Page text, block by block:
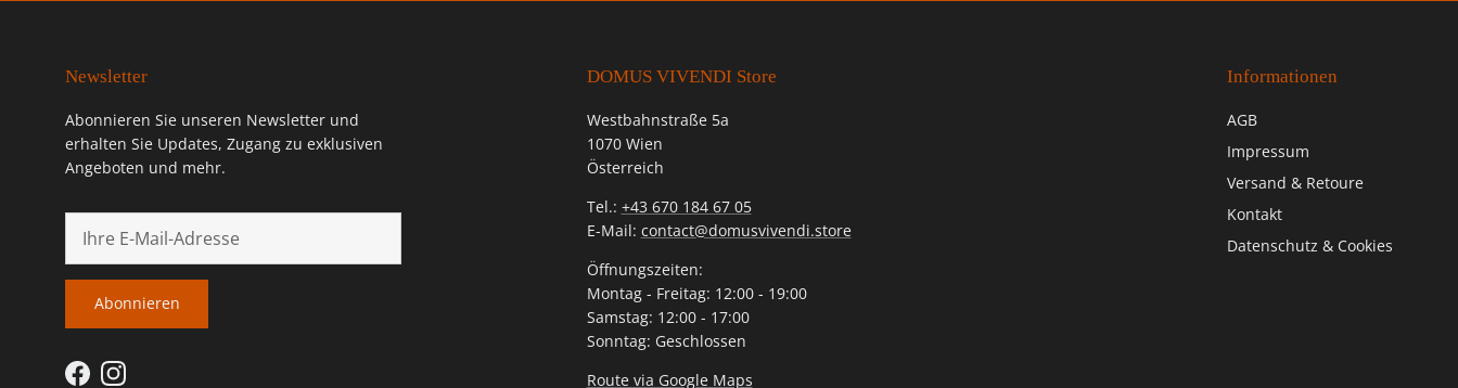
Newsletter
Abonnieren Sie unseren Newsletter und
erhalten Sie Updates, Zugang zu exklusiven
Angeboten und mehr.
Abonnieren
DOMUS VIVENDI Store
Westbahnstraße 5a
1070 Wien
Österreich
Tel.: +43 670 184 67 05
E-Mail: contact@domusvivendi.store
Öffnungszeiten:
Montag - Freitag: 12:00 - 19:00
Samstag: 12:00 - 17:00
Sonntag: Geschlossen
Route via Google Maps
Informationen
AGB
Impressum
Versand & Retoure
Kontakt
Datenschutz & Cookies